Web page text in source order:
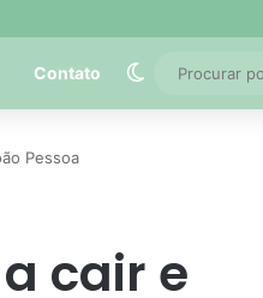
Contato Switch skin
Pessoa
cair e